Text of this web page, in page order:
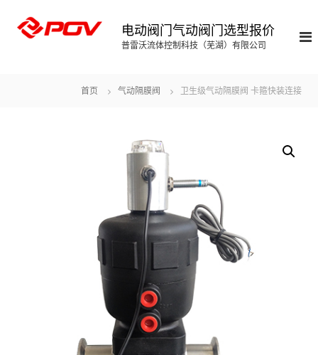
电动阀门气动阀门选型报价
普雷沃流体控制科技（芜湖）有限公司
首页 气动隔膜阀 卫生级气动隔膜阀 卡箍快装连接